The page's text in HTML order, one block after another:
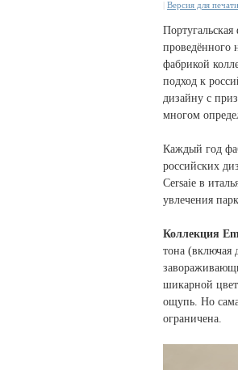
Версия для печати
проведённого
фабрикой
подход к
дизайну с
многом
Каждый год
российских
Cersaiе в
увлечения
Коллекция
тона (включая
шикарной
ощупь. Но
ограничена.